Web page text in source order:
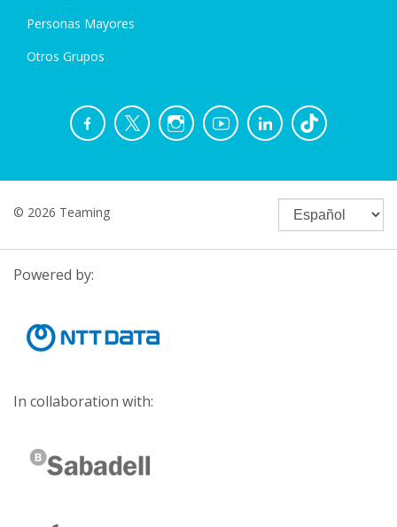
Personas Mayores
Otros Grupos
© 2026 Teaming
Powered by:
In collaboration with: